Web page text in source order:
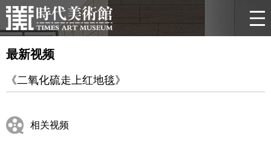
最新视频
《二氧化硫走上红地毯》
相关视频